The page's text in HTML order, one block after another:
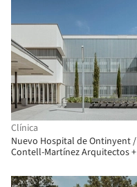
Clínica
Nuevo Hospital de Ontinyent /
Contell-Martínez Arquitectos +